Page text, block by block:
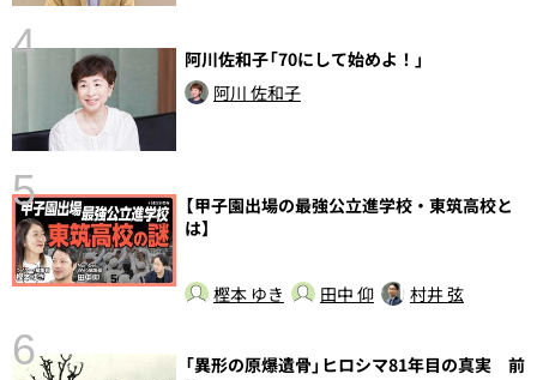
4
阿川佐和子「70にして始めよ！」
阿川 佐和子
5
【甲子園出場の最強公立進学校・東筑高校と
は】
樫本 ゆき 田中 仰 村井 弦
6
「異形の原爆遺骨」ヒロシマ81年目の真実 前